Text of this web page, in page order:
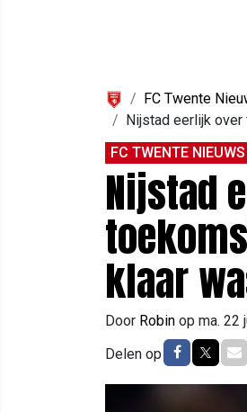
FC Twente
Nijstad eerlijk
FC TWENTE NIEUWS
Nijstad
klaar
Door Robin op ma. 22
Delen op Delen op